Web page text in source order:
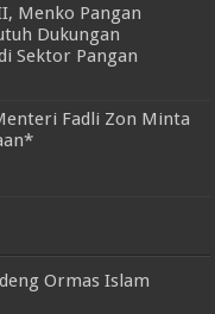
Menko Pangan
Dukungan
Sektor Pangan
Fadli Zon Minta
Ormas Islam